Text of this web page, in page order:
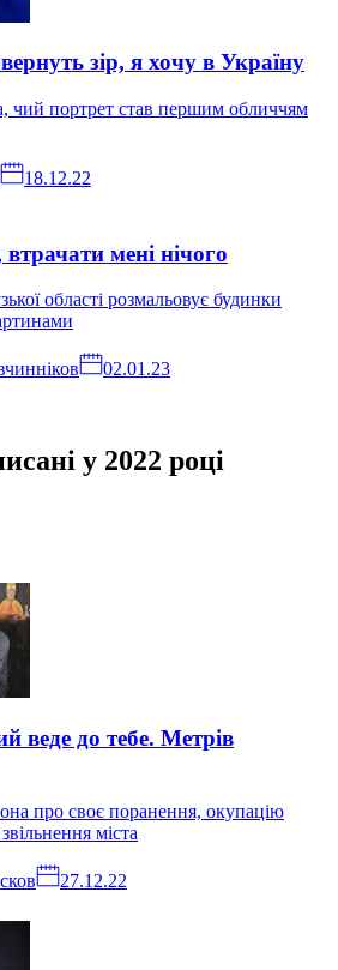
зір, я хочу в Україну
чий портрет став першим обличчям
18.12.22
мені нічого
області розмальовує будинки
02.01.23
у 2022 році
веде до тебе. Метрів
про своє поранення, окупацію
міста
27.12.22